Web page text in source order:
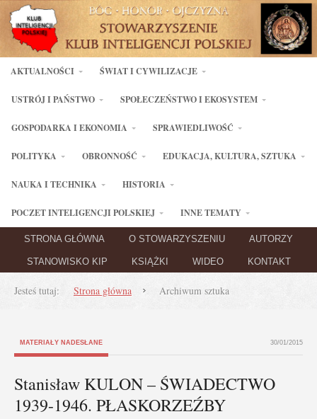
AKTUALNOŚCI ŚWIAT I CYWILIZACJE
USTRÓJ I PAŃSTWO SPOŁECZEŃSTWO I EKOSYSTEM
GOSPODARKA I EKONOMIA SPRAWIEDLIWOŚĆ
POLITYKA OBRONNOŚĆ EDUKACJA, KULTURA, SZTUKA
NAUKA I TECHNIKA HISTORIA
POCZET INTELIGENCJI POLSKIEJ INNE TEMATY
STRONA GŁÓWNA O STOWARZYSZENIU AUTORZY
STANOWISKO KIP KSIĄŻKI WIDEO KONTAKT
Jesteś tutaj: Strona główna Archiwum sztuka
MATERIAŁY NADESŁANE 30/01/2015
Stanisław KULON – ŚWIADECTWO
1939-1946. PŁASKORZEŹBY